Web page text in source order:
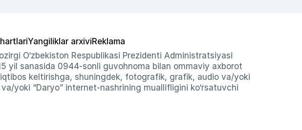
Yangiliklar arxiviReklama
O‘zbekiston Respublikasi Prezidenti Administratsiyasi
yil sanasida 0944-sonli guvohnoma bilan ommaviy axborot
keltirishga, shuningdek, fotografik, grafik, audio va/yoki
yoki “Daryo” internet-nashrining muallifligini ko‘rsatuvchi